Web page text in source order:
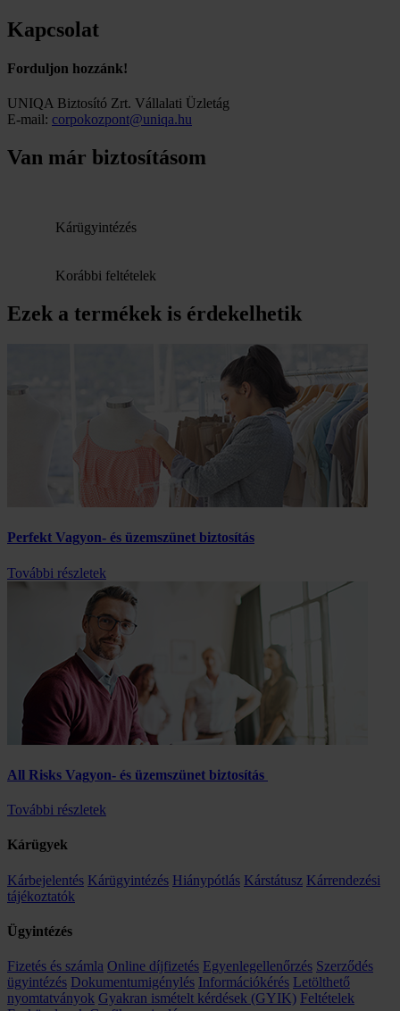
Kapcsolat
Forduljon hozzánk!
UNIQA Biztosító Zrt. Vállalati Üzletág
E-mail: corpokozpont@uniqa.hu
Van már biztosításom
Kárügyintézés
Korábbi feltételek
Ezek a termékek is érdekelhetik
Perfekt Vagyon- és üzemszünet biztosítás
További részletek
All Risks Vagyon- és üzemszünet biztosítás
További részletek
Kárügyek
Kárbejelentés Kárügyintézés Hiánypótlás Kárstátusz Kárrendezési
tájékoztatók
Ügyintézés
Fizetés és számla Online díjfizetés Egyenlegellenőrzés Szerződés
ügyintézés Dokumentumigénylés Információkérés Letölthető
nyomtatványok Gyakran ismételt kérdések (GYIK) Feltételek